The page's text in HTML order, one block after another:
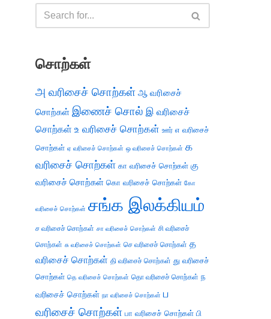
சொற்கள்
அ வரிசைச் சொற்கள் ஆ வரிசைச்
சொற்கள் இணைச் சொல் இ வரிசைச்
சொற்கள் உ வரிசைச் சொற்கள் ஊர் எ வரிசைச்
சொற்கள் ஏ வரிசைச் சொற்கள் ஒ வரிசைச் சொற்கள் க
வரிசைச் சொற்கள் கா வரிசைச் சொற்கள் கு
வரிசைச் சொற்கள் கொ வரிசைச் சொற்கள் கோ
வரிசைச் சொற்கள் சங்க இலக்கியம்
ச வரிசைச் சொற்கள் சா வரிசைச் சொற்கள் சி வரிசைச்
சொற்கள் சு வரிசைச் சொற்கள் செ வரிசைச் சொற்கள் த
வரிசைச் சொற்கள் தி வரிசைச் சொற்கள் து வரிசைச்
சொற்கள் தெ வரிசைச் சொற்கள் தொ வரிசைச் சொற்கள் ந
வரிசைச் சொற்கள் நா வரிசைச் சொற்கள் ப
வரிசைச் சொற்கள் பா வரிசைச் சொற்கள் பி